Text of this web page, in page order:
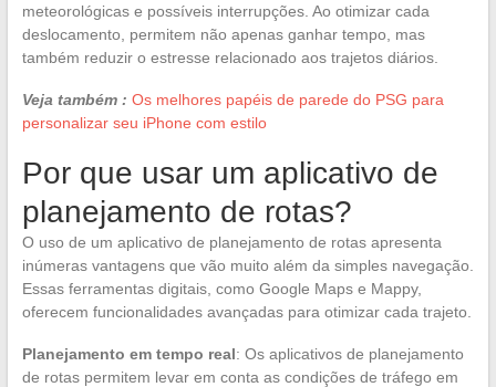
meteorológicas e possíveis interrupções. Ao otimizar cada
deslocamento, permitem não apenas ganhar tempo, mas
também reduzir o estresse relacionado aos trajetos diários.
Veja também : Os melhores papéis de parede do PSG para
personalizar seu iPhone com estilo
Por que usar um aplicativo de
planejamento de rotas?
O uso de um aplicativo de planejamento de rotas apresenta
inúmeras vantagens que vão muito além da simples navegação.
Essas ferramentas digitais, como Google Maps e Mappy,
oferecem funcionalidades avançadas para otimizar cada trajeto.
Planejamento em tempo real: Os aplicativos de planejamento
de rotas permitem levar em conta as condições de tráfego em